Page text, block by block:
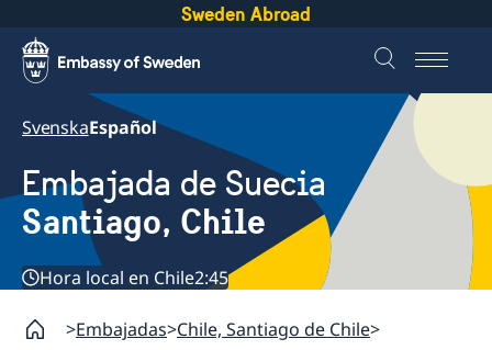
Sweden Abroad
SvenskaEspañol
Embajada de Suecia
Santiago, Chile
Hora local en Chile2:45
Embajadas Chile, Santiago de Chile